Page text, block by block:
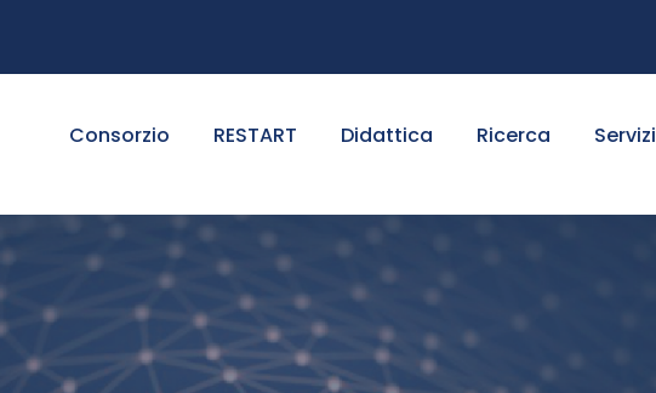
Consorzio RESTART Didattica Ricerca Servizi